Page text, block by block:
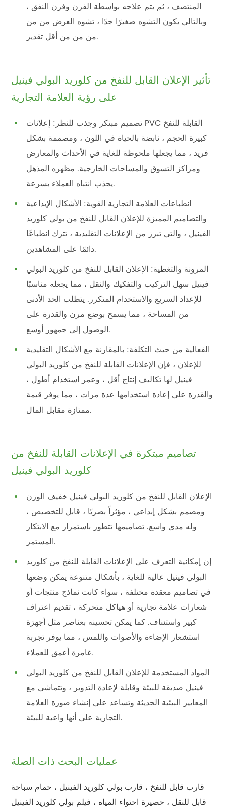
المنتصف ، ثم يتم علاجه بواسطة الفرن وفرن النفق ،
وبالتالي يكون التشوه صغيرًا جدًا ، تشوه العرض من من
من من من أقل تقدير.
تأثير الإعلان القابل للنفخ من كلوريد البولي فينيل
على رؤية العلامة التجارية
تصميم مبتكر وجذب للنظر: إعلانات PVC القابلة للنفخ
كبيرة الحجم ، نابضة بالحياة في اللون ، ومصممة بشكل
فريد ، مما يجعلها ملحوظة للغاية في الأحداث والمعارض
ومراكز التسوق والمساحات الخارجية. مظهره المذهل
يجذب انتباه العملاء بسرعة.
انطباعات العلامة التجارية القوية: الأشكال الإبداعية
والتصاميم المميزة للإعلان القابل للنفخ من بولي كلوريد
الفينيل ، والتي تبرز من الإعلانات التقليدية ، تترك انطباعًا
دائمًا على المشاهدين.
المرونة والتغطية: الإعلان القابل للنفخ من كلوريد البولي
فينيل سهل التركيب والتفكيك والنقل ، مما يجعله مناسبًا
للإعداد السريع والاستخدام المتكرر. يتطلب الحد الأدنى
من المساحة ، مما يسمح بوضع مرن والقدرة على
الوصول إلى جمهور أوسع.
الفعالية من حيث التكلفة: بالمقارنة مع الأشكال التقليدية
للإعلان ، فإن الإعلانات القابلة للنفخ من كلوريد البولي
فينيل لها تكاليف إنتاج أقل ، وعمر استخدام أطول ،
والقدرة على إعادة استخدامها عدة مرات ، مما يوفر قيمة
ممتازة مقابل المال.
تصاميم مبتكرة في الإعلانات القابلة للنفخ من
كلوريد البولي فينيل
الإعلان القابل للنفخ من كلوريد البولي فينيل خفيف الوزن
ومصمم بشكل إبداعي ، مؤثراً بصريًا ، قابل للتخصيص ،
وله مدى واسع. تصاميمها تتطور باستمرار مع الابتكار
المستمر.
إن إمكانية التعرف على الإعلانات القابلة للنفخ من كلوريد
البولي فينيل عالية للغاية ، بأشكال متنوعة يمكن وضعها
في تصاميم معقدة مختلفة ، سواء كانت نماذج منتجات أو
شعارات علامة تجارية أو هياكل متحركة ، تقديم اعتراف
كبير واستئناف. كما يمكن تحسينه بعناصر مثل أجهزة
استشعار الإضاءة والأصوات واللمس ، مما يوفر تجربة
غامرة أعمق للعملاء.
المواد المستخدمة للإعلان القابل للنفخ من كلوريد البولي
فينيل صديقة للبيئة وقابلة لإعادة التدوير ، وتتماشى مع
المعايير البيئية الحديثة وتساعد على إنشاء صورة العلامة
التجارية على أنها واعية للبيئة.
عمليات البحث ذات الصلة
قارب قابل للنفخ ، قارب بولي كلوريد الفينيل ، حمام سباحة
قابل للنقل ، حصيرة احتواء المياه ، فيلم بولي كلوريد الفينيل